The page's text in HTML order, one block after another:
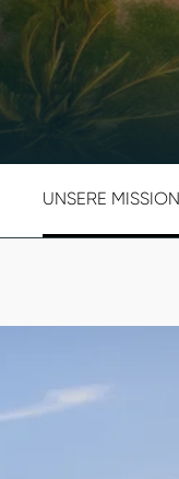
UNSERE MISSION